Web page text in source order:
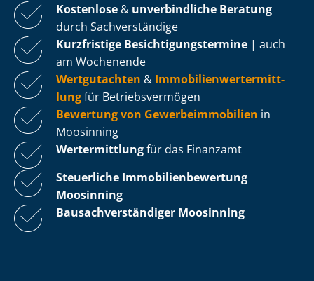
Kostenlose & unverbindliche Beratung
durch Sachverständige
Kurzfristige Be­sich­ti­gungs­ter­mi­ne | auch
am Wochenende
Wertgutachten & Im­mo­bi­li­en­wert­ermitt­
lungfür Be­triebs­ver­mö­gen
Bewertung von Ge­wer­be­im­mo­bi­li­en in
Moosinning
Wertermittlungfür das Finanzamt
Steuerliche Im­mo­bi­li­en­be­wer­tung
Moosinning
Bau­sach­ver­stän­di­ger Moosinning